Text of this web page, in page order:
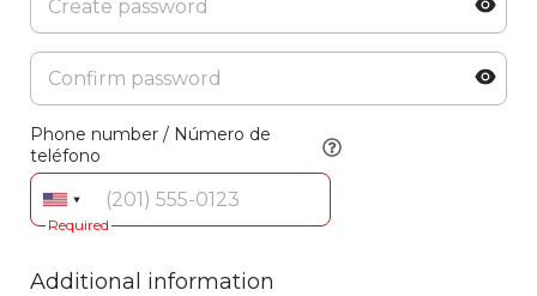
Phone number / Número de
teléfono
Required
Additional information